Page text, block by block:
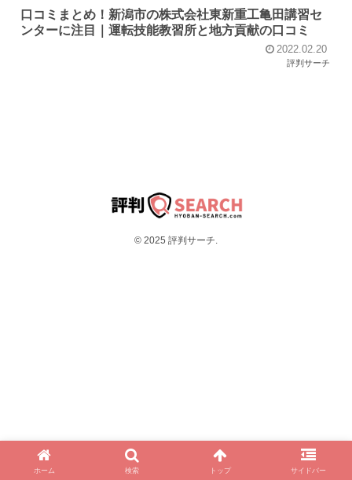
口コミまとめ！新潟市の株式会社東新重工亀田講習セ
ンターに注目｜運転技能教習所と地方貢献の口コミ
2022.02.20
評判サーチ
© 2025 評判サーチ.
ホーム 検索 トップ サイドバー